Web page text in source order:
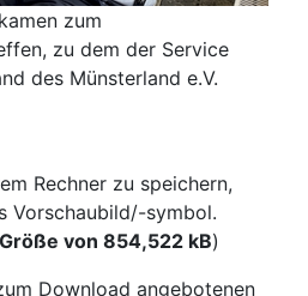
zum
zu dem der Service
des Münsterland e.V.
Rechner zu speichern,
Vorschaubild/-symbol.
von 854,522 kB)
Download angebotenen